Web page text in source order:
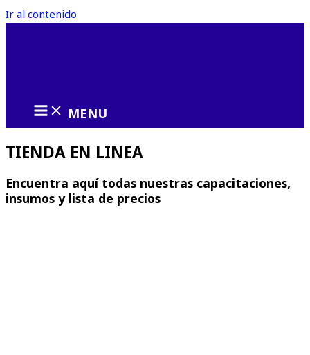
Ir al contenido
MENU
TIENDA EN LINEA
Encuentra aquí todas nuestras capacitaciones,
insumos y lista de precios